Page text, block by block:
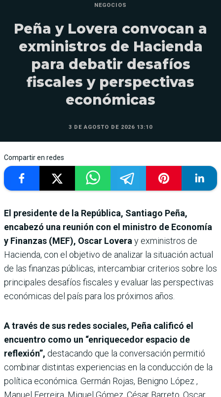
NEGOCIOS
Peña y Lovera convocan a
exministros de Hacienda
para debatir desafíos
fiscales y perspectivas
económicas
3 DE AGOSTO DE 2026 13:10
Compartir en redes
El presidente de la República, Santiago Peña,
encabezó una reunión con el ministro de Economía
y Finanzas (MEF), Oscar Loveray exministros de
Hacienda, con el objetivo de analizar la situación actual
de las finanzas públicas, intercambiar criterios sobre los
principales desafíos fiscales y evaluar las perspectivas
económicas del país para los próximos años.
A través de sus redes sociales, Peña calificó el
encuentro como un “enriquecedor espacio de
reflexión”, destacando que la conversación permitió
combinar distintas experiencias en la conducción de la
política económica. Germán Rojas, Benigno López ,
Manuel Ferreira, Miguel Gómez, César Barreto, Oscar